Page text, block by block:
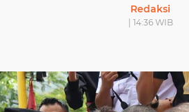
Redaksi
| 14:36 WIB